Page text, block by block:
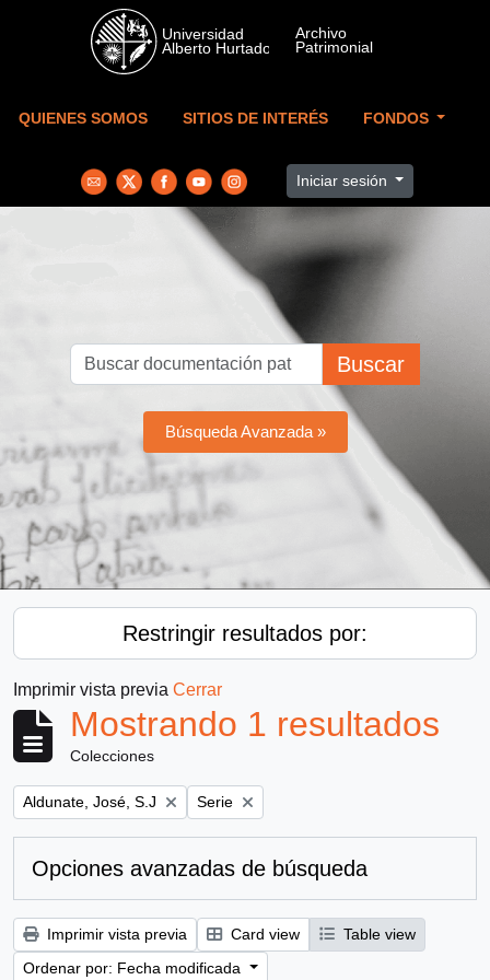
Skip to main content
QUIENES SOMOS SITIOS DE INTERÉS FONDOS
Iniciar sesión
Buscar
Búsqueda Avanzada »
Restringir resultados por:
Imprimir vista previa Cerrar
Mostrando 1 resultados
Colecciones
Remove filter:
Aldunate, José, S.J Remove filter:
Serie
Opciones avanzadas de búsqueda
Imprimir vista previa Card view
Table view
Ordenar por: Fecha modificada